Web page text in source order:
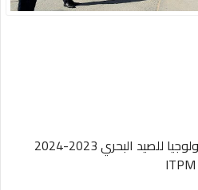
التسجيل في معاهد التكنولوجيا للصيد البحري 2023-2024
ITPM